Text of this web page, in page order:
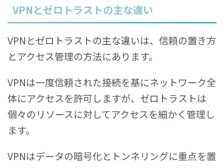
VPNとゼロトラストの主な違い
VPNとゼロトラストの主な違いは、信頼の置き方
とアクセス管理の方法にあります。
VPNは一度信頼された接続を基にネットワーク全
体にアクセスを許可しますが、ゼロトラストは
個々のリソースに対してアクセスを細かく管理し
ます。
VPNはデータの暗号化とトンネリングに重点を置